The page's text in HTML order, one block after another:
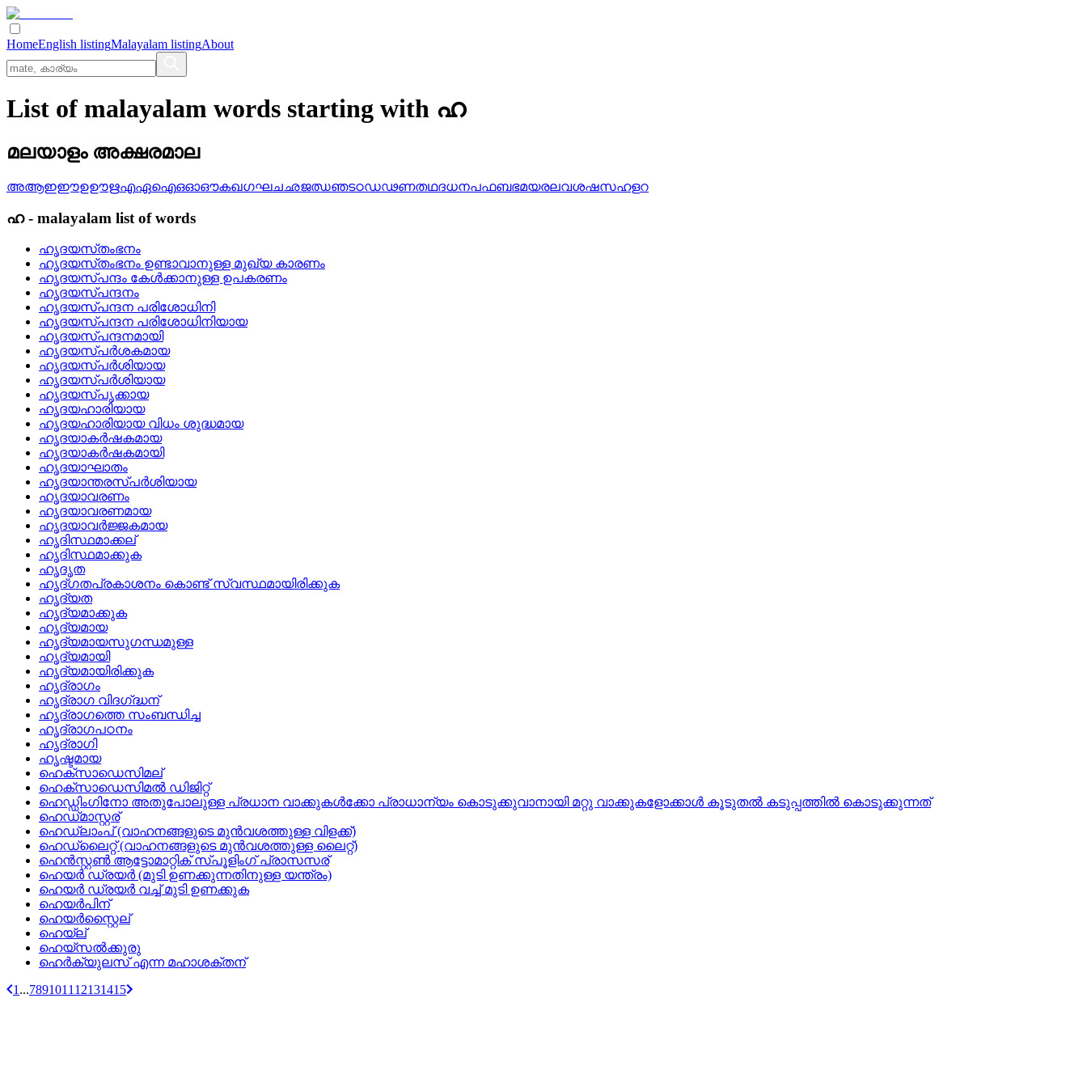
HomeEnglish listingMalayalam listingAbout
List of malayalam words starting with ഹ
മലയാളം അക്ഷരമാല
അആഇഈഉഊഋഎഏഐഒഓഔകഖഗഘചഛജഝഞടഠഡഢണതഥദധനപഫബഭമയരലവശഷസഹളറ
ഹ- malayalam list of words
ഹൃദയസ്‌തംഭനം
ഹൃദയസ്‌തംഭനം ഉണ്ടാവാനുള്ള മുഖ്യ കാരണം
ഹൃദയസ്‌പന്ദം കേള്‍ക്കാനുള്ള ഉപകരണം
ഹൃദയസ്‌പന്ദനം
ഹൃദയസ്‌പന്ദന പരിശോധിനി
ഹൃദയസ്‌പന്ദന പരിശോധിനിയായ
ഹൃദയസ്‌പന്ദനമായി
ഹൃദയസ്‌പര്‍ശകമായ
ഹൃദയസ്‌പര്‍ശിയായ
ഹൃദയസ്പര്‍ശിയായ
ഹൃദയസ്‌പൃക്കായ
ഹൃദയഹാരിയായ
ഹൃദയഹാരിയായ വിധം ശുദ്ധമായ
ഹൃദയാകര്‍ഷകമായ
ഹൃദയാകര്‍ഷകമായി
ഹൃദയാഘാതം
ഹൃദയാന്തരസ്‌പര്‍ശിയായ
ഹൃദയാവരണം
ഹൃദയാവരണമായ
ഹൃദയാവര്‍ജ്ജകമായ
ഹൃദിസ്ഥമാക്കല്
ഹൃദിസ്ഥമാക്കുക
ഹൃദൃത
ഹൃദ്‌ഗതപ്രകാശനം കൊണ്ട്‌ സ്വസ്ഥമായിരിക്കുക
ഹൃദ്യത
ഹൃദ്യമാക്കുക
ഹൃദ്യമായ
ഹൃദ്യമായസുഗന്ധമുള്ള
ഹൃദ്യമായി
ഹൃദ്യമായിരിക്കുക
ഹൃദ്രാഗം
ഹൃദ്രാഗ വിദഗ്‌ദ്ധന്
ഹൃദ്രാഗത്തെ സംബന്ധിച്ച
ഹൃദ്രാഗപഠനം
ഹൃദ്രാഗി
ഹൃഷ്ടമായ
ഹെക്‌സാഡെസിമല്
ഹെക്‌സാഡെസിമല്‍ ഡിജിറ്റ്
ഹെഡ്ഡിംഗിനോ അതുപോലുള്ള പ്രധാന വാക്കുകള്‍ക്കോ പ്രാധാന്യം കൊടുക്കുവാനായി മറ്റു വാക്കുകളോക്കാള്‍ കൂടുതല്‍ കടുപ്പത്തില്‍ കൊടുക്കുന്നത്
ഹെഡ്‌മാസ്റ്റര്
ഹെഡ്‌ലാംപ്‌ (വാഹനങ്ങളുടെ മുന്‍വശത്തുള്ള വിളക്ക്‌)
ഹെഡ്‌ലൈറ്റ്‌ (വാഹനങ്ങളുടെ മുന്‍വശത്തുള്ള ലൈറ്റ്‌)
ഹെന്‍സ്റ്റണ്‍ ആട്ടോമാറ്റിക്‌ സ്‌പൂളിംഗ്‌ പ്രാസസര്
ഹെയര്‍ ഡ്രയര്‍ (മുടി ഉണക്കുന്നതിനുള്ള യന്ത്രം)
ഹെയര്‍ ഡ്രയര്‍ വച്ച്‌ മുടി ഉണക്കുക
ഹെയര്‍പിന്
ഹെയര്‍സ്റ്റൈല്
ഹെയ്‌ല്
ഹെയ്‌സല്‍ക്കുരു
ഹെര്‍ക്യുലസ്‌ എന്ന മഹാശക്തന്
1 ...7891011 12131415